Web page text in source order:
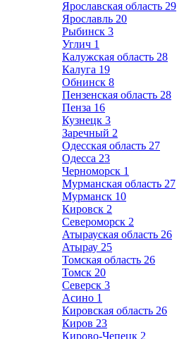
Ярославская область 29
Ярославль 20
Рыбинск 3
Углич 1
Калужская область 28
Калуга 19
Обнинск 8
Пензенская область 28
Пенза 16
Кузнецк 3
Заречный 2
Одесская область 27
Одесса 23
Черноморск 1
Мурманская область 27
Мурманск 10
Кировск 2
Североморск 2
Атырауская область 26
Атырау 25
Томская область 26
Томск 20
Северск 3
Асино 1
Кировская область 26
Киров 23
Кирово-Чепецк 2